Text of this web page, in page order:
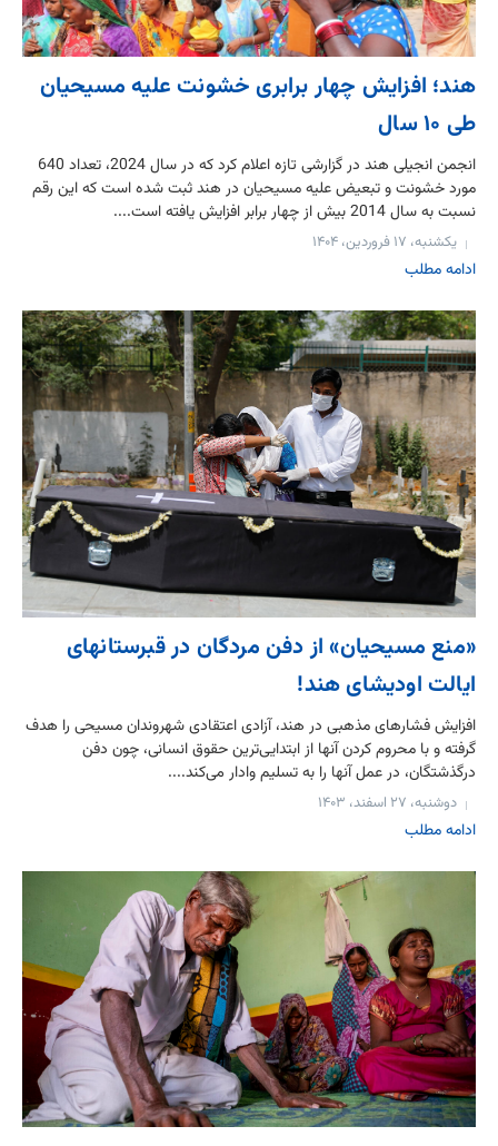
هند؛ افزایش چهار برابری خشونت علیه مسیحیان
طی ۱۰ سال
انجمن انجیلی هند در گزارشی تازه اعلام کرد که در سال 2024، تعداد 640
مورد خشونت و تبعیض علیه مسیحیان در هند ثبت شده است که این رقم
نسبت به سال 2014 بیش از چهار برابر افزایش یافته است....
یکشنبه، ۱۷ فروردین، ۱۴۰۴
ادامه مطلب
«منع مسیحیان» از دفن مردگان در قبرستانهای
ایالت اودیشای هند!
افزایش فشارهای مذهبی در هند، آزادی اعتقادی شهروندان مسیحی را هدف
گرفته و با محروم کردن آنها از ابتدایی‌ترین حقوق انسانی، چون دفن
درگذشتگان، در عمل آنها را به تسلیم وادار می‌کند....
دوشنبه، ۲۷ اسفند، ۱۴۰۳
ادامه مطلب